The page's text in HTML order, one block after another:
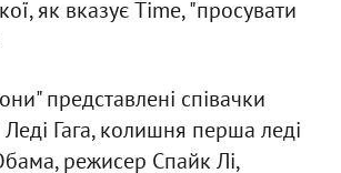
як вказує Time, "просувати
представлені співачки
Леді Гага, колишня перша леді
режисер Спайк Лі,